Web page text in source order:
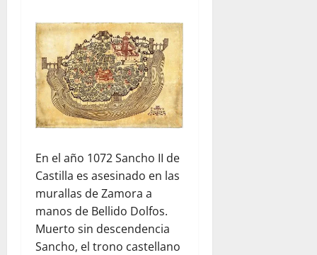
En el año 1072 Sancho II de
Castilla es asesinado en las
murallas de Zamora a
manos de Bellido Dolfos.
Muerto sin descendencia
Sancho, el trono castellano